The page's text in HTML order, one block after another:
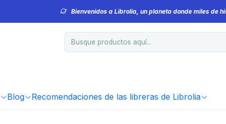
Blog Recomendaciones de las libreras de Librolia
Bienvenidos a Librolia, un planeta donde miles de